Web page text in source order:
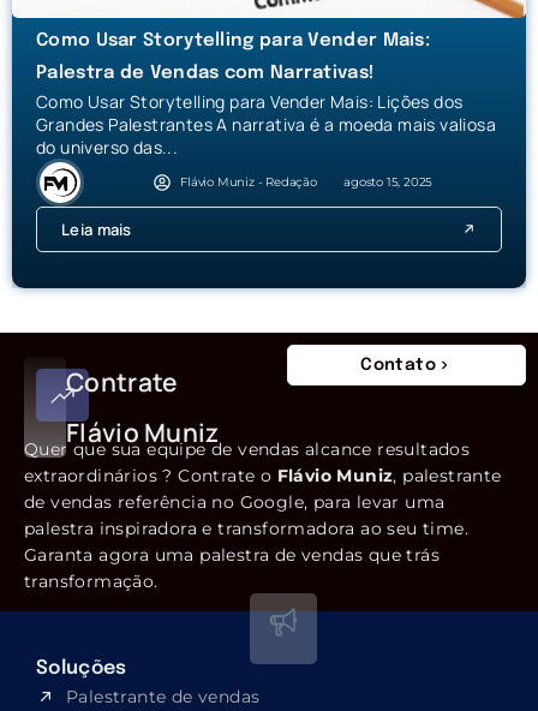
Como Usar Storytelling para Vender Mais:
Palestra de Vendas com Narrativas!
Como Usar Storytelling para Vender Mais: Lições dos
Grandes Palestrantes A narrativa é a moeda mais valiosa
do universo das...
Flávio Muniz - Redação agosto 15, 2025
Leia mais
Contrate
Flávio Muniz
Contato
Quer que sua equipe de vendas alcance resultados
extraordinários ? Contrate o Flávio Muniz, palestrante
de vendas referência no Google, para levar uma
palestra inspiradora e transformadora ao seu time.
Garanta agora uma palestra de vendas que trás
transformação.
Soluções
Palestrante de vendas